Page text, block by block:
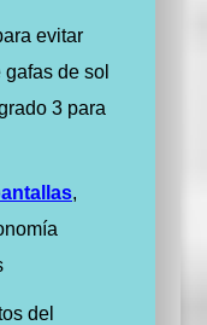
evitar
de sol
3 para
,
del